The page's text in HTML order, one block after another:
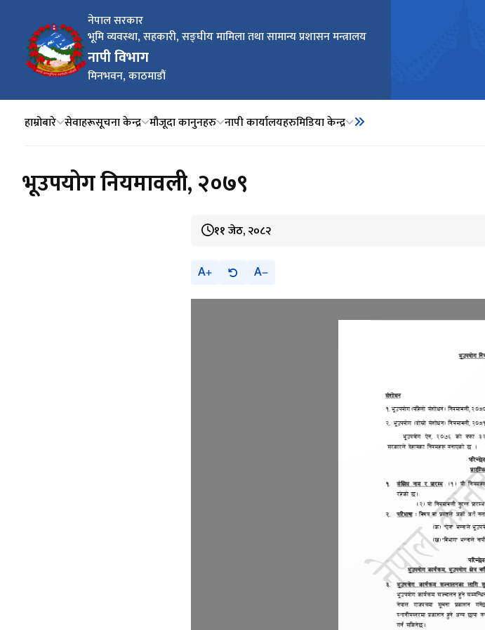
नेपाल सरकार
भूमि व्यवस्था, सहकारी, सङ्घीय मामिला तथा सामान्य प्रशासन मन्त्रालय
नापी विभाग
मिनभवन, काठमाडौं
हाम्रोबारे सेवाहरूसूचना केन्द्र मौजूदा कानुनहरु नापी कार्यालयहरुमिडिया केन्द्र
भूउपयोग नियमावली, २०७९
११ जेठ, २०८२
A A